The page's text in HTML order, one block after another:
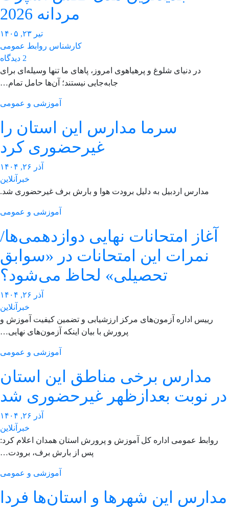
مردانه 2026
تیر ۲۳, ۱۴۰۵
کارشناس روابط عمومی
در دنیای شلوغ و پرهیاهوی امروز، پاهای ما تنها وسیله‌ای برای
جابه‌جایی نیستند؛ آن‌ها حامل تمام…
آموزشی و عمومی
سرما مدارس این استان را
غیرحضوری کرد
آذر ۲۶, ۱۴۰۴
خبرآنلاین
مدارس اردبیل به دلیل برودت هوا و بارش برف غیرحضوری شد.
آموزشی و عمومی
آغاز امتحانات نهایی دوازدهمی‌ها/
نمرات این امتحانات در «سوابق
تحصیلی» لحاظ می‌شود؟
آذر ۲۶, ۱۴۰۴
خبرآنلاین
رییس اداره آزمون‌های مرکز ارزشیابی و تضمین کیفیت آموزش و
پرورش با بیان اینکه آزمون‌های نهایی…
آموزشی و عمومی
مدارس برخی مناطق این استان
نوبت بعدازظهر غیرحضوری شد
آذر ۲۶, ۱۴۰۴
خبرآنلاین
روابط عمومی اداره کل آموزش و پرورش استان همدان اعلام کرد:
پس از بارش برف، برودت…
آموزشی و عمومی
این شهرها و استان‌ها فردا